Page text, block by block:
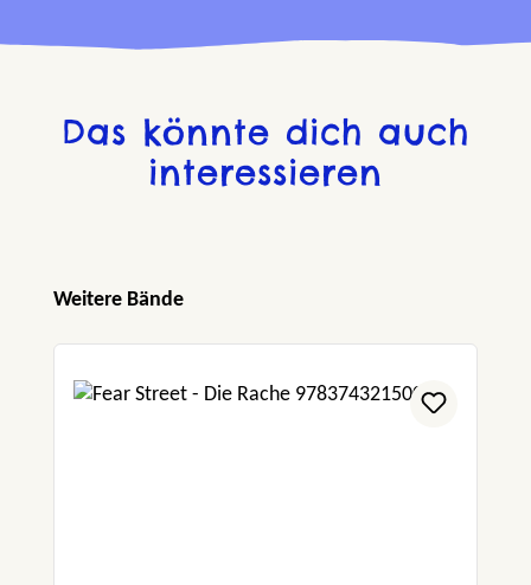
Das könnte dich auch
interessieren
Produktgalerie überspringen
Weitere Bände